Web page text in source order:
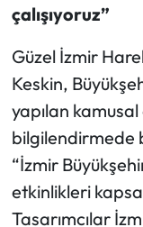
çalışıyoruz”
Güzel İzmir
Keskin,
yapılan
bilgilendirmede
“İzmir
etkinlikleri
Tasarımcılar